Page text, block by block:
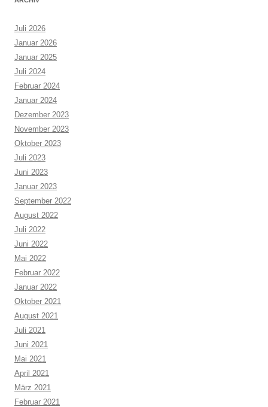
Juli 2026
Januar 2026
Januar 2025
Juli 2024
Februar 2024
Januar 2024
Dezember 2023
November 2023
Oktober 2023
Juli 2023
Juni 2023
Januar 2023
September 2022
August 2022
Juli 2022
Juni 2022
Mai 2022
Februar 2022
Januar 2022
Oktober 2021
August 2021
Juli 2021
Juni 2021
Mai 2021
April 2021
März 2021
Februar 2021